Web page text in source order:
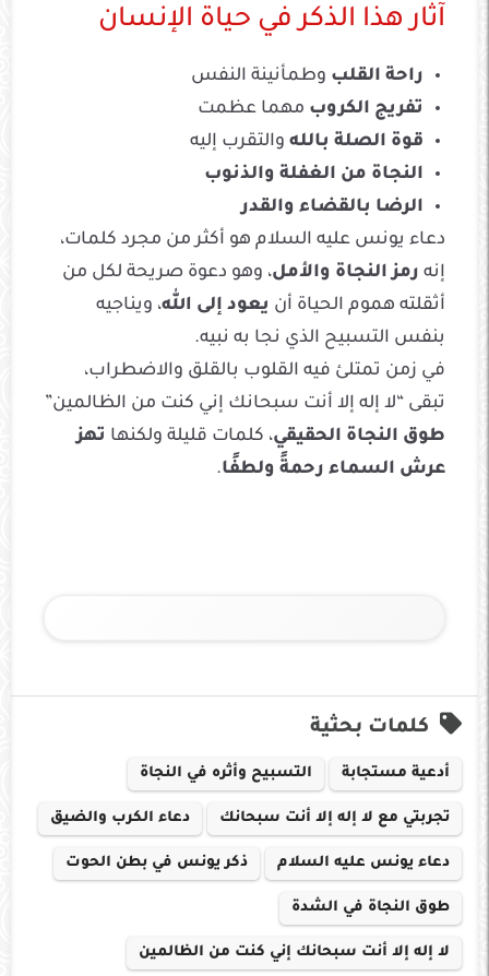
آثار هذا الذكر في حياة الإنسان
راحة القلب وطمأنينة النفس
تفريج الكروب مهما عظمت
قوة الصلة بالله والتقرب إليه
النجاة من الغفلة والذنوب
الرضا بالقضاء والقدر
دعاء يونس عليه السلام هو أكثر من مجرد كلمات،
إنه رمز النجاة والأمل، وهو دعوة صريحة لكل من
أثقلته هموم الحياة أن يعود إلى الله، ويناجيه
بنفس التسبيح الذي نجا به نبيه.
في زمن تمتلئ فيه القلوب بالقلق والاضطراب،
تبقى “لا إله إلا أنت سبحانك إني كنت من الظالمين”
طوق النجاة الحقيقي، كلمات قليلة ولكنها تهز
عرش السماء رحمةً ولطفًا.
كلمات بحثية
أدعية مستجابة التسبيح وأثره في النجاة
تجربتي مع لا إله إلا أنت سبحانك دعاء الكرب والضيق
دعاء يونس عليه السلام ذكر يونس في بطن الحوت
طوق النجاة في الشدة
لا إله إلا أنت سبحانك إني كنت من الظالمين